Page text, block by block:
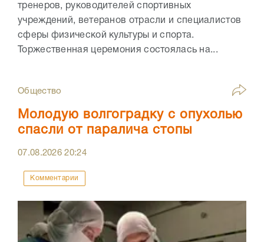
тренеров, руководителей спортивных
учреждений, ветеранов отрасли и специалистов
сферы физической культуры и спорта.
Торжественная церемония состоялась на...
Общество
Молодую волгоградку с опухолью
спасли от паралича стопы
07.08.202620:24
Комментарии